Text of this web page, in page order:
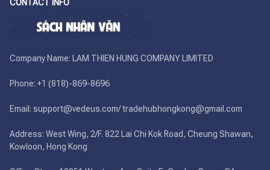
CONTACT INFO
Company Name: LAM THIEN HUNG COMPANY LIMITED
Phone: +1 (818)-869-8696
Email: support@vedeus.com/ tradehubhongkong@gmail.com
Address: West Wing, 2/F. 822 Lai Chi Kok Road, Cheung Shawan,
Kowloon, Hong Kong